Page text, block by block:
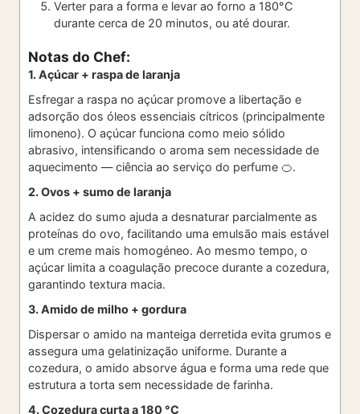
Verter para a forma e levar ao forno a 180°C
durante cerca de 20 minutos, ou até dourar.
Notas do Chef:
1. Açúcar + raspa de laranja
Esfregar a raspa no açúcar promove a libertação e
adsorção dos óleos essenciais cítricos (principalmente
limoneno). O açúcar funciona como meio sólido
abrasivo, intensificando o aroma sem necessidade de
aquecimento — ciência ao serviço do perfume 🍊.
2. Ovos + sumo de laranja
A acidez do sumo ajuda a desnaturar parcialmente as
proteínas do ovo, facilitando uma emulsão mais estável
e um creme mais homogéneo. Ao mesmo tempo, o
açúcar limita a coagulação precoce durante a cozedura,
garantindo textura macia.
3. Amido de milho + gordura
Dispersar o amido na manteiga derretida evita grumos e
assegura uma gelatinização uniforme. Durante a
cozedura, o amido absorve água e forma uma rede que
estrutura a torta sem necessidade de farinha.
4. Cozedura curta a 180 °C